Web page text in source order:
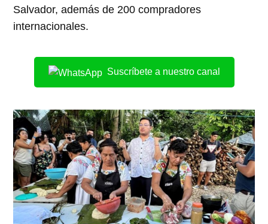
Salvador, además de 200 compradores
internacionales.
Suscríbete a nuestro canal